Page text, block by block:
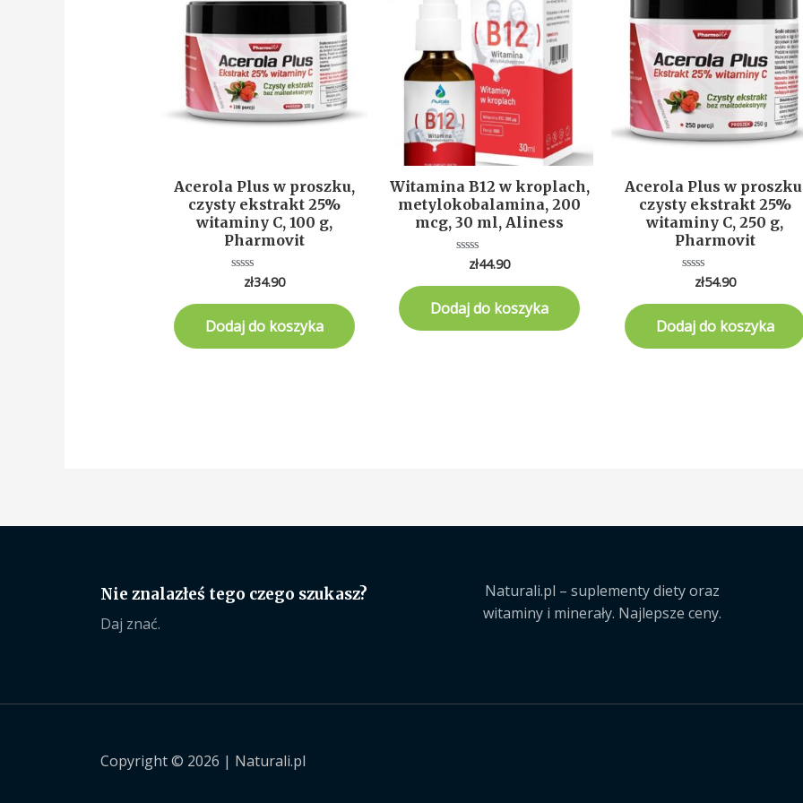
Acerola Plus w proszku,
czysty ekstrakt 25%
witaminy C, 100 g,
Pharmovit
Oceniono
na
zł34.90
Dodaj do koszyka
Witamina B12 w kroplach,
metylokobalamina, 200
mcg, 30 ml, Aliness
Oceniono
na
zł44.90
Dodaj do koszyka
Acerola Plus w
czysty ekstrakt 25%
witaminy C, 250 g,
Pharmovit
Oceniono
na
zł54.90
Dodaj do koszyka
Nie znalazłeś tego czego szukasz?
Daj znać.
Naturali.pl – suplementy diety oraz
witaminy i minerały. Najlepsze ceny.
Copyright © 2026 | Naturali.pl